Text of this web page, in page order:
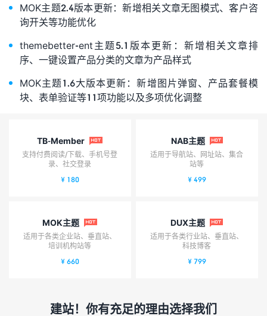
MOK主题2.4版本更新：新增相关文章无图模式、客户咨
询开关等功能优化
themebetter-ent主题5.1版本更新：新增相关文章排
序、一键设置产品分类的文章为产品样式
MOK主题1.6大版本更新：新增图片弹窗、产品套餐模
块、表单验证等11项功能以及多项优化调整
TB-Member 
支持付费阅读/下载、手机号登
录、社交登录
¥ 180
NAB主题 
适用于导航站、网址站、集合
站等
¥ 499
MOK主题 
适用于各类企业站、垂直站、
培训机构站等
¥ 660
DUX主题 
适用于各类行业站、垂直站、
科技博客
¥ 799
建站！你有充足的理由选择我们